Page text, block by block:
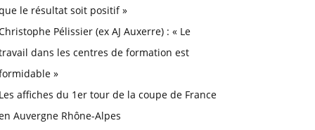
le résultat soit positif »
Pélissier (ex AJ Auxerre) : « Le
dans les centres de formation est
»
Les affiches du 1er tour de la coupe de France
Auvergne Rhône-Alpes